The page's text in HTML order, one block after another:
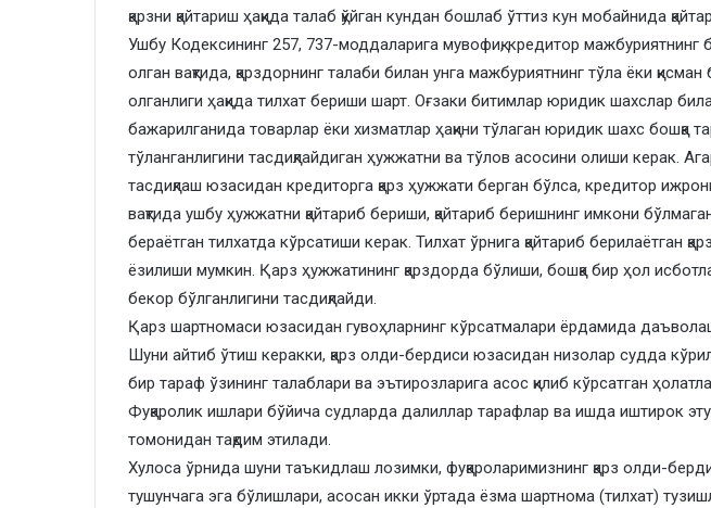
қарзни қайтариш ҳақида талаб қўйган кундан бошлаб ўттиз кун мобайнида
Ушбу Кодексининг 257, 737-моддаларига мувофиқ, кредитор мажбуриятнинг
олган вақтида, қарздорнинг талаби билан унга мажбуриятнинг тўла ёки қисман
олганлиги ҳақида тилхат бериши шарт. Оғзаки битимлар юридик шахслар
бажарилганида товарлар ёки хизматлар ҳақини тўлаган юридик шахс бошқа
тўланганлигини тасдиқлайдиган ҳужжатни ва тўлов асосини олиши керак.
тасдиқлаш юзасидан кредиторга қарз ҳужжати берган бўлса, кредитор ижрони
вақтида ушбу ҳужжатни қайтариб бериши, қайтариб беришнинг имкони
бераётган тилхатда кўрсатиши керак. Тилхат ўрнига қайтариб берилаётган
ёзилиши мумкин. Қарз ҳужжатининг қарздорда бўлиши, бошқа бир ҳол
бекор бўлганлигини тасдиқлайди.
Қарз шартномаси юзасидан гувоҳларнинг кўрсатмалари ёрдамида
Шуни айтиб ўтиш керакки, қарз олди-бердиси юзасидан низолар судда
бир тараф ўзининг талаблари ва эътирозларига асос қилиб кўрсатган
Фуқаролик ишлари бўйича судларда далиллар тарафлар ва ишда иштирок
томонидан тақдим этилади.
Хулоса ўрнида шуни таъкидлаш лозимки, фуқароларимизнинг қарз олди-
тушунчага эга бўлишлари, асосан икки ўртада ёзма шартнома (тилхат)